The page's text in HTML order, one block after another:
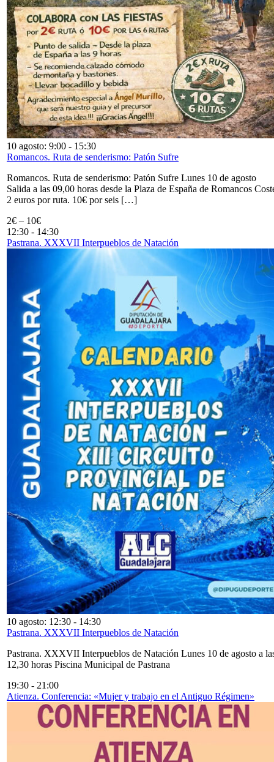
10 agosto: 9:00 - 15:30
Romancos. Ruta de senderismo: Patón Sufre
Romancos. Ruta de senderismo: Patón Sufre Lunes 10 de agosto
Salida a las 09,00 horas desde la Plaza de España de Romancos
2 euros por ruta. 10€ por seis […]
2€ – 10€
12:30 - 14:30
Pastrana. XXXVII Interpueblos de Natación
10 agosto: 12:30 - 14:30
Pastrana. XXXVII Interpueblos de Natación
Pastrana. XXXVII Interpueblos de Natación Lunes 10 de agosto a
12,30 horas Piscina Municipal de Pastrana
19:30 - 21:00
Atienza. Conferencia: «Mujer y trabajo en el Antiguo Régimen»